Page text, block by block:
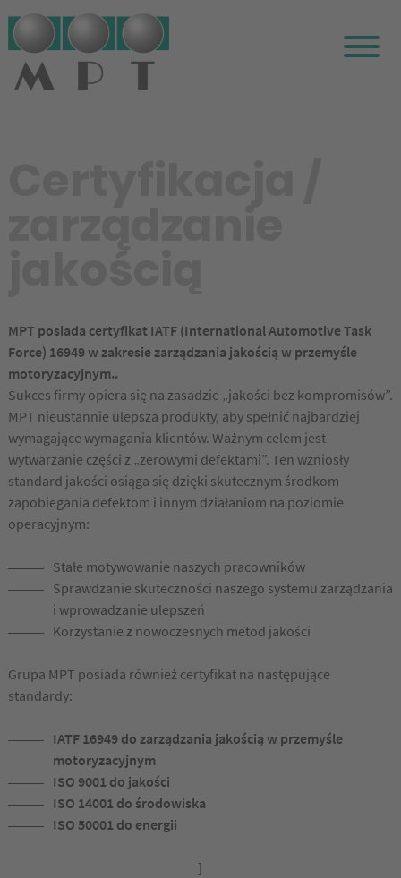
MPT posiada certyfikat IATF (International Automotive Task
Force) 16949 w zakresie zarządzania jakością w przemyśle
motoryzacyjnym..
Sukces firmy opiera się na zasadzie „jakości bez kompromisów”.
MPT nieustannie ulepsza produkty, aby spełnić najbardziej
wymagające wymagania klientów. Ważnym celem jest
wytwarzanie części z „zerowymi defektami”. Ten wzniosły
standard jakości osiąga się dzięki skutecznym środkom
zapobiegania defektom i innym działaniom na poziomie
operacyjnym:
Stałe motywowanie naszych pracowników
Sprawdzanie skuteczności naszego systemu zarządzania
i wprowadzanie ulepszeń
Korzystanie z nowoczesnych metod jakości
Grupa MPT posiada również certyfikat na następujące
standardy:
IATF 16949 do zarządzania jakością w przemyśle
motoryzacyjnym
ISO 9001 do jakości
ISO 14001 do środowiska
ISO 50001 do energii
]